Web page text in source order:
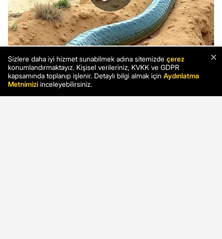
×
Sizlere daha iyi hizmet sunabilmek adına sitemizde çerez
konumlandırmaktayız. Kişisel verileriniz, KVKK ve GDPR
kapsamında toplanıp işlenir. Detaylı bilgi almak için Aydınlatma
Metnimizi inceleyebilirsiniz.